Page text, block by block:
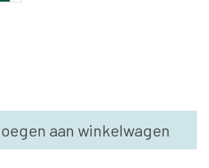
aan winkelwagen